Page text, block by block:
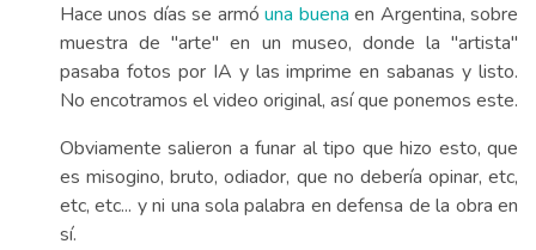
Hace unos días se armóuna buena en Argentina, sobre
muestra de "arte" en un museo, donde la "artista"
pasaba fotos por IA y las imprime en sabanas y listo.
No encotramos el video original, así que ponemos este.
Obviamente salieron a funar al tipo que hizo esto, que
es misogino, bruto, odiador, que no debería opinar, etc,
etc, etc... y ni una sola palabra en defensa de la obra en
sí.